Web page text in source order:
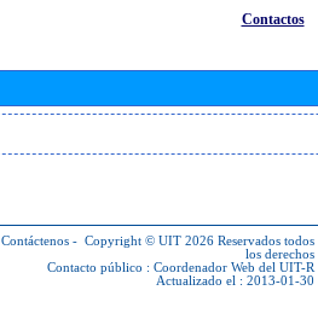
Contactos
Contáctenos - Copyright © UIT 2026 Reservados todos
los derechos
Contacto público : Coordenador Web del UIT-R
Actualizado el : 2013-01-30